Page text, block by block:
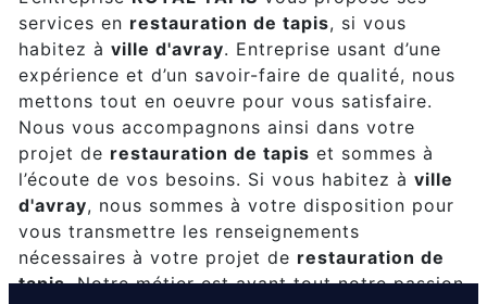
services en restauration de tapis, si vous
habitez à ville d'avray. Entreprise usant d’une
expérience et d’un savoir-faire de qualité, nous
mettons tout en oeuvre pour vous satisfaire.
Nous vous accompagnons ainsi dans votre
projet de restauration de tapis et sommes à
l’écoute de vos besoins. Si vous habitez à ville
d'avray, nous sommes à votre disposition pour
vous transmettre les renseignements
nécessaires à votre projet de restauration de
tapis. Notre métier est avant tout notre passion